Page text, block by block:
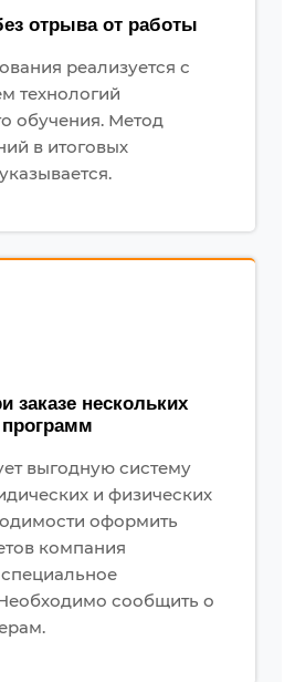
отрыва от работы
реализуется с
технологий
обучения. Метод
в итоговых
заказе нескольких
программ
выгодную систему
и физических
оформить
компания
сообщить о